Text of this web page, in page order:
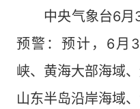
中央气象台6月3
预警：预计，6月
峡、黄海大部海域
山东半岛沿岸海域